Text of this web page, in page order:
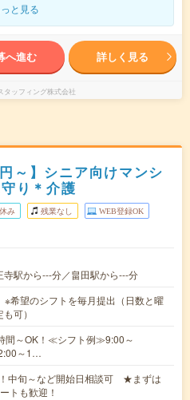
と見る
へ進む 詳しく見る
タッフィング株式会社
～】シニア向けマンシ
り＊介護
み 残業なし WEB登録OK
寺駅から---分／畠田駅から---分
希望のシフトを毎月提出（日数と曜
可）
間～OK！≪シフト例≫9:00～
～1…
！中旬～など開始日相談可 ★まずは
トも歓迎！